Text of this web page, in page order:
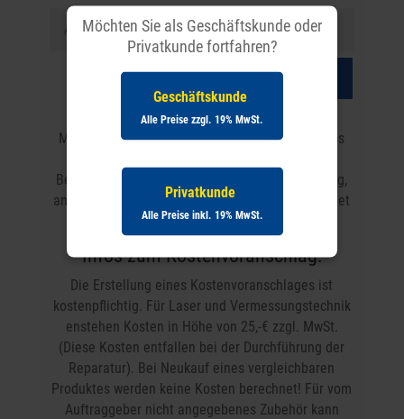
Senden
Mit dieser Rückmeldung bestätigen Sie uns, dass
Bestimmungen zur Kostenvoranschlagserstellung,
an die entsprechende Fachwerkstatt weitergeleitet
werden können.
Infos zum Kostenvoranschlag:
Die Erstellung eines Kostenvoranschlages ist
kostenpflichtig. Für Laser und Vermessungstechnik
enstehen Kosten in Höhe von 25,-€ zzgl. MwSt.
(Diese Kosten entfallen bei der Durchführung der
Reparatur). Bei Neukauf eines vergleichbaren
Produktes werden keine Kosten berechnet! Für vom
Auftraggeber nicht angegebenes Zubehör kann
Möchten Sie als Geschäftskunde oder
Privatkunde fortfahren?
Geschäftskunde
Alle Preise zzgl. 19% MwSt.
Privatkunde
Alle Preise inkl. 19% MwSt.